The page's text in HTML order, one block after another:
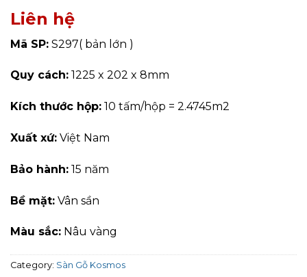
Liên hệ
Mã SP: S297( bản lớn )
Quy cách: 1225 x 202 x 8mm
Kích thước hộp: 10 tấm/hộp = 2.4745m2
Xuất xứ: Việt Nam
Bảo hành: 15 năm
Bề mặt: Vân sần
Màu sắc: Nâu vàng
Category: Sàn Gỗ Kosmos